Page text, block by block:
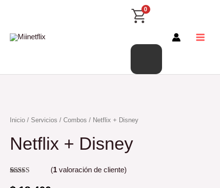
contenido
0
Inicio / Servicios / Combos / Netflix + Disney
Netflix + Disney
(1valoración de cliente)
Netflix
Disney
carrito